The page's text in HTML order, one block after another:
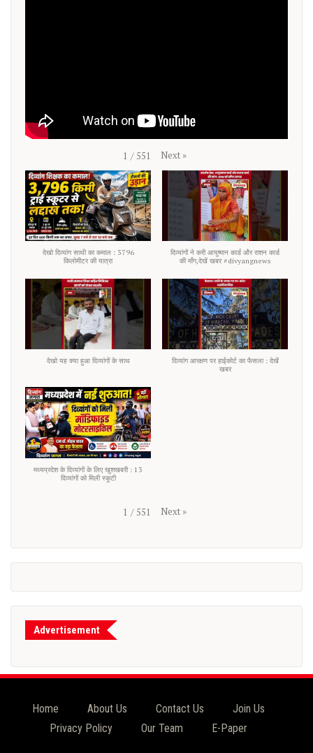
1 / 551 Next »
देखो दिव्यांग साथी का कमाल : 3796
किलोमीटर की यात्रा
दिव्यांगों ने करी आयुष्मान कार्ड और राशन कार्ड
की माँग,देखें खबर #divyangnews
देखो यह क्या हुआ दिव्यांगों के साथ
दिव्यांग आरक्षण पर हाईकोर्ट का फैसला : देखें
खबर
मध्यप्रदेश के दिव्यांगों के लिए खुशखबरी : 13
दिव्यांगों को मिली स्कूटी
1 / 551 Next »
Advertisement
Home About Us Contact Us
Join Us
Privacy Policy
Our Team E-Paper